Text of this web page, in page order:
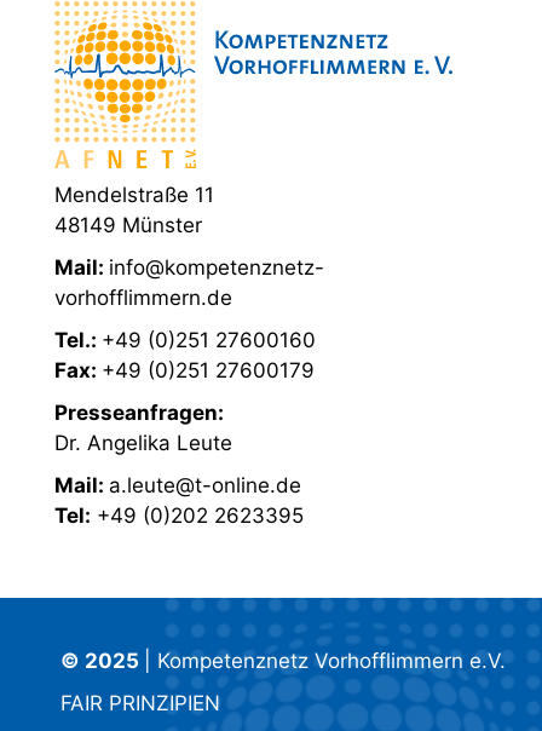
Mendelstraße 11
48149 Münster
Mail: info@kompetenznetz-
vorhofflimmern.de
Tel.: +49 (0)251 27600160
Fax: +49 (0)251 27600179
Presseanfragen:
Dr. Angelika Leute
Mail: a.leute@t-online.de
Tel: +49 (0)202 2623395
© 2025
| Kompetenznetz Vorhofflimmern e.V.
FAIR PRINZIPIEN